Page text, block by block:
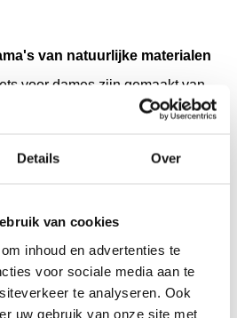
Details Over
van cookies
inhoud en advertenties te
voor sociale media aan te
te analyseren. Ook
uw gebruik van onze site met
van natuurlijke materialen
voor dames zijn gemaakt van
soms gecombineerd met een
draagcomfort. Daarnaast vind
die bekendstaan om hun
duurzame productiemethode.
dragen vaak keurmerken
Organic Textile Standard)